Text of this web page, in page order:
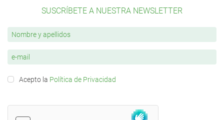
SUSCRÍBETE A NUESTRA NEWSLETTER
Acepto la Política de Privacidad